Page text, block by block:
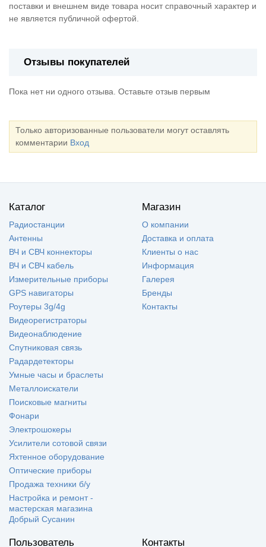
поставки и внешнем виде товара носит справочный характер и
не является публичной офертой.
Отзывы покупателей
Пока нет ни одного отзыва. Оставьте отзыв первым
Только авторизованные пользователи могут оставлять
комментарии Вход
Каталог
Радиостанции
Антенны
ВЧ и СВЧ коннекторы
ВЧ и СВЧ кабель
Измерительные приборы
GPS навигаторы
Роутеры 3g/4g
Видеорегистраторы
Видеонаблюдение
Спутниковая связь
Радардетекторы
Умные часы и браслеты
Металлоискатели
Поисковые магниты
Фонари
Электрошокеры
Усилители сотовой связи
Яхтенное оборудование
Оптические приборы
Продажа техники б/у
Настройка и ремонт -
мастерская магазина
Добрый Сусанин
Магазин
О компании
Доставка и оплата
Клиенты о нас
Информация
Галерея
Бренды
Контакты
Пользователь Контакты